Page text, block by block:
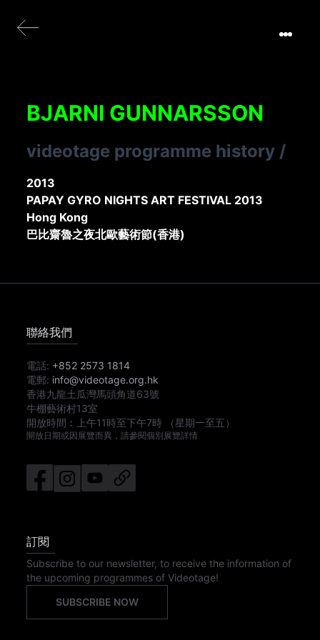
BJARNI GUNNARSSON
videotage programme history /
2013
PAPAY GYRO NIGHTS ART FESTIVAL 2013
Hong Kong
巴比齋魯之夜北歐藝術節(香港)
聯絡我們
電話: +852 2573 1814
電郵: info@videotage.org.hk
香港九龍土瓜灣馬頭角道63號
牛棚藝術村13室
開放時間︰
上午11時至下午7時 （星期一至五）
開放日期或因展覽而異，請參閱個別展覽詳情
訂閱
Subscribe to our newsletter, to receive the information of
the upcoming programmes of Videotage!
SUBSCRIBE NOW